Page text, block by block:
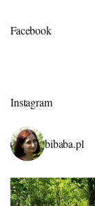
Facebook
Instagram
bibaba.pl